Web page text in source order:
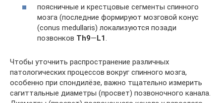
поясничные и крестцовые сегменты спинного
мозга (последние формируют мозговой конус
(conus medullaris) локализуются позади
позвонков Th9—L1.
Чтобы уточнить распространение различных
патологических процессов вокруг спинного мозга,
особенно при спондилёзе, важно тщательно измерить
сагиттальные диаметры (просвет) позвоночного канала.